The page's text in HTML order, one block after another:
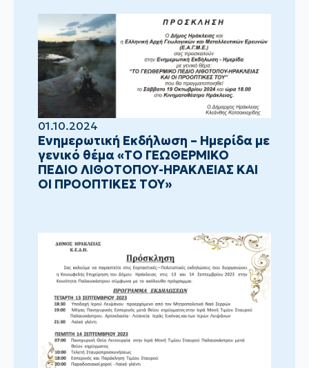
01.10.2024
Ενημερωτική Εκδήλωση – Ημερίδα με
γενικό θέμα «ΤΟ ΓΕΩΘΕΡΜΙΚΟ
ΠΕΔΙΟ ΛΙΘΟΤΟΠΟΥ-ΗΡΑΚΛΕΙΑΣ ΚΑΙ
ΟΙ ΠΡΟΟΠΤΙΚΕΣ ΤΟΥ»